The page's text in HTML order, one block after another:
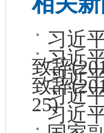
习近
致辞
习近
致辞
习近
25)习近
习近